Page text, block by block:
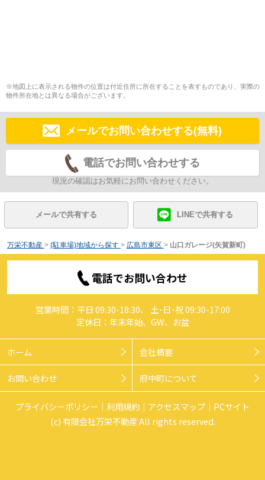
※地図上に表示される物件の位置は付近住所に所在することを表すものであり、実際の
物件所在地とは異なる場合がございます。
メールでお問い合わせする(無料)
電話でお問い合わせする
現況の確認はお気軽にお問い合わせください。
メールで共有する LINEで共有する
万栄不動産 > (駐車場)地域から探す > 広島市東区 > 山口ガレージ(矢賀新町)
電話でお問い合わせ
営業時間：平日 09:30-18:30、 土･日･祝 09:30-17:00
定休日：年末年始、GW、お盆
ホーム 会社概要
お問い合わせ 府中町について
プライバシーポリシー 利用規約 アクセスマップ
PCサイト
(c) 有限会社万栄不動産 All rights reserved.